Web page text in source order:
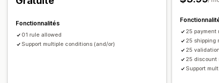
Fonctionnalités
01 rule allowed
Support multiple conditions (and/or)
25 payment
25 shipping
25
25 discount
Support